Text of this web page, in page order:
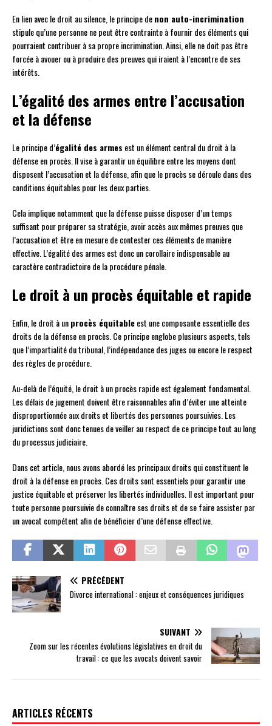
En lien avec le droit au silence, le principe denon auto-incrimination
stipule qu’une personne ne peut être contrainte à fournir des éléments qui
pourraient contribuer à sa propre incrimination. Ainsi, elle ne doit pas être
forcée à avouer ou à produire des preuves qui iraient à l’encontre de ses
intérêts.
L’égalité des armes entre l’accusation
et la défense
Le principe d’égalité des armes est un élément central du droit à la
défense en procès. Il vise à garantir un équilibre entre les moyens dont
disposent l’accusation et la défense, afin que le procès se déroule dans des
conditions équitables pour les deux parties.
Cela implique notamment que la défense puisse disposer d’un temps
suffisant pour préparer sa stratégie, avoir accès aux mêmes preuves que
l’accusation et être en mesure de contester ces éléments de manière
effective. L’égalité des armes est donc un corollaire indispensable au
caractère contradictoire de la procédure pénale.
Le droit à un procès équitable et rapide
Enfin, le droit à unprocès équitableest une composante essentielle des
droits de la défense en procès. Ce principe englobe plusieurs aspects, tels
que l’impartialité du tribunal, l’indépendance des juges ou encore le respect
des règles de procédure.
Au-delà de l’équité, le droit à un procès rapide est également fondamental.
Les délais de jugement doivent être raisonnables afin d’éviter une atteinte
disproportionnée aux droits et libertés des personnes poursuivies. Les
juridictions sont donc tenues de veiller au respect de ce principe tout au long
du processus judiciaire.
Dans cet article, nous avons abordé les principaux droits qui constituent le
droit à la défense en procès. Ces droits sont essentiels pour garantir une
justice équitable et préserver les libertés individuelles. Il est important pour
toute personne poursuivie de connaître ses droits et de se faire assister par
un avocat compétent afin de bénéficier d’une défense effective.
PRÉCÉDENT
Divorce international : enjeux et conséquences juridiques
SUIVANT
Zoom sur les récentes évolutions législatives en droit du
travail : ce que les avocats doivent savoir
ARTICLES RÉCENTS